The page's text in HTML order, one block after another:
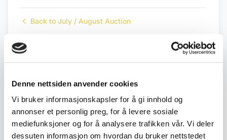
Denne nettsiden anvender cookies
Vi bruker informasjonskapsler for å gi innhold og
annonser et personlig preg, for å levere sosiale
mediefunksjoner og for å analysere trafikken vår. Vi deler
dessuten informasjon om hvordan du bruker nettstedet
Back to July / August Auction
← Previous lot Next lot →
Description